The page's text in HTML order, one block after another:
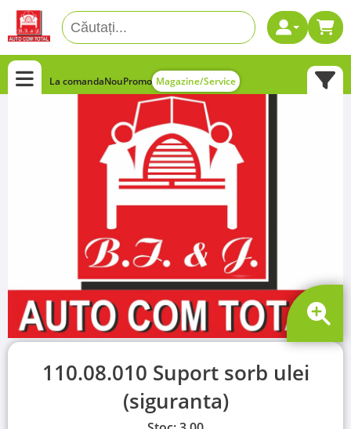
La comandaNouPromo Magazine/Service
110.08.010 Suport sorb ulei
(siguranta)